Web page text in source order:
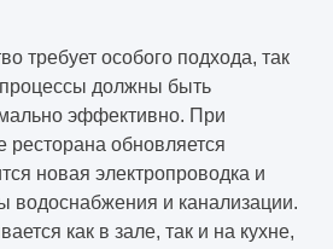
требует особого подхода, так
процессы должны быть
эффективно. При
ресторана обновляется
новая электропроводка и
водоснабжения и канализации.
как в зале, так и на кухне,